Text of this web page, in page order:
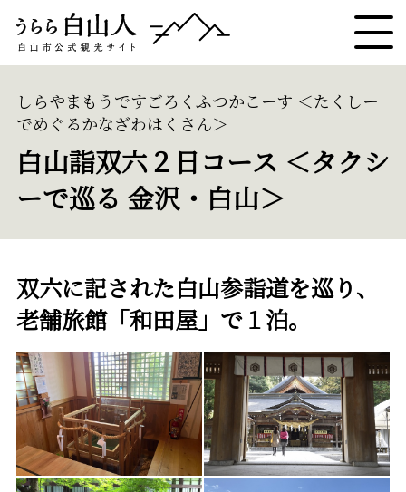
白山詣双六２日コース ＜タクシ
ーで巡る 金沢・白山＞
しらやまもうですごろくふつかこーす ＜たくしー
でめぐるかなざわはくさん＞
双六に記された白山参詣道を巡り、
老舗旅館「和田屋」で１泊。